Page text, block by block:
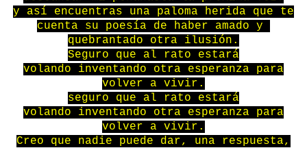
y así encuentras una paloma herida que te
cuenta su poesía de haber amado y
quebrantado otra ilusión.
Seguro que al rato estará
volando inventando otra esperanza para
volver a vivir.
seguro que al rato estará
volando inventando otra esperanza para
volver a vivir.
Creo que nadie puede dar, una respuesta,